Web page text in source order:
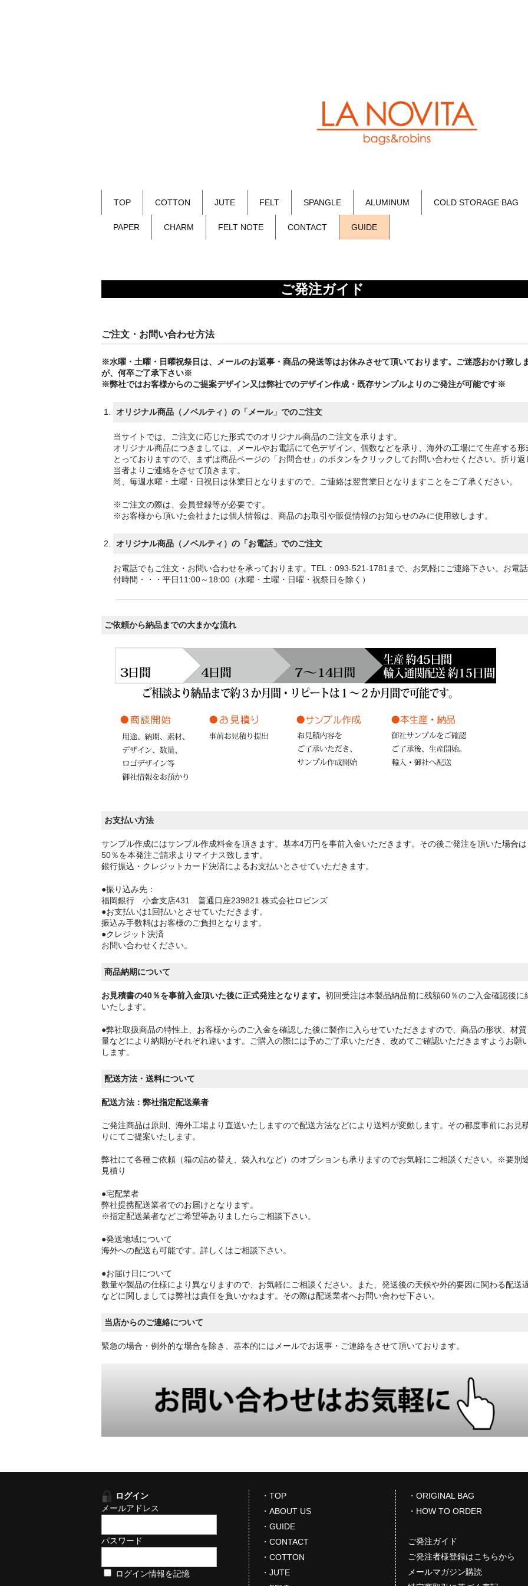
TOP COTTON JUTE FELT SPANGLE ALUMINUM COLD STORAGE BAG
PAPER CHARM FELT NOTE CONTACT GUIDE
ご発注ガイド
ご注文・お問い合わせ方法
※水曜・土曜・日曜祝祭日は、メールのお返事・商品の発送等はお休みさせて頂いております。ご迷惑おかけ致し
が、何卒ご了承下さい※
※弊社ではお客様からのご提案デザイン又は弊社でのデザイン作成・既存サンプルよりのご発注が可能です※
オリジナル商品（ノベルティ）の「メール」でのご注文
当サイトでは、ご注文に応じた形式でのオリジナル商品のご注文を承ります。
オリジナル商品につきましては、メールやお電話にて色デザイン、個数などを承り、海外の工場にて生産する形
とっておりますので、まずは商品ページの「お問合せ」のボタンをクリックしてお問い合わせください。折り返
当者よりご連絡をさせて頂きます。
尚、毎週水曜・土曜・日祝日は休業日となりますので、ご連絡は翌営業日となりますことをご了承ください。
※ご注文の際は、会員登録等が必要です。
※お客様から頂いた会社または個人情報は、商品のお取引や販促情報のお知らせのみに使用致します。
オリジナル商品（ノベルティ）の「お電話」でのご注文
お電話でもご注文・お問い合わせを承っております。TEL：093-521-1781まで、お気軽にご連絡下さい。お電
付時間・・・平日11:00～18:00（水曜・土曜・日曜・祝祭日を除く）
ご依頼から納品までの大まかな流れ
お支払い方法
サンプル作成にはサンプル作成料金を頂きます。基本4万円を事前入金いただきます。その後ご発注を頂いた場合は
50％を本発注ご請求よりマイナス致します。
銀行振込・クレジットカード決済によるお支払いとさせていただきます。
●振り込み先：
福岡銀行 小倉支店431 普通口座239821 株式会社ロビンズ
●お支払いは1回払いとさせていただきます。
振込み手数料はお客様のご負担となります。
●クレジット決済
お問い合わせください。
商品納期について
お見積書の40％を事前入金頂いた後に正式発注となります。 初回受注は本製品納品前に残額60％のご入金確認後に
いたします。
●弊社取扱商品の特性上、お客様からのご入金を確認した後に製作に入らせていただきますので、商品の形状、材
量などにより納期がそれぞれ違います。ご購入の際には予めご了承いただき、改めてご確認いただきますようお願
します。
配送方法・送料について
配送方法：弊社指定配送業者
ご発注商品は原則、海外工場より直送いたしますので配送方法などにより送料が変動します。その都度事前にお見
りにてご提案いたします。
弊社にて各種ご依頼（箱の詰め替え、袋入れなど）のオプションも承りますのでお気軽にご相談ください。※要別
見積り
●宅配業者
弊社提携配送業者でのお届けとなります。
※指定配送業者などご希望等ありましたらご相談下さい。
●発送地域について
海外への配送も可能です。詳しくはご相談下さい。
●お届け日について
数量や製品の仕様により異なりますので、お気軽にご相談ください。また、発送後の天候や外的要因に関わる配送
などに関しましては弊社は責任を負いかねます。その際は配送業者へお問い合わせ下さい。
当店からのご連絡について
緊急の場合・例外的な場合を除き、基本的にはメールでお返事・ご連絡をさせて頂いております。
ログイン
メールアドレス
パスワード
ログイン情報を記憶
・TOP
・ABOUT US
・GUIDE
・CONTACT
・COTTON
・JUTE
・ORIGINAL BAG
・HOW TO ORDER
ご発注ガイド
ご発注者様登録はこちらから
メールマガジン購読